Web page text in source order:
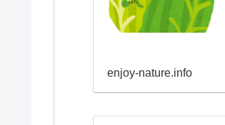
enjoy-nature.info